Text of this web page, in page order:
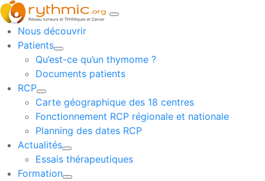
Nous découvrir
Patients
Qu’est-ce qu’un thymome ?
Documents patients
RCP
Carte géographique des 18 centres
Fonctionnement RCP régionale et nationale
Planning des dates RCP
Actualités
Essais thérapeutiques
Formation